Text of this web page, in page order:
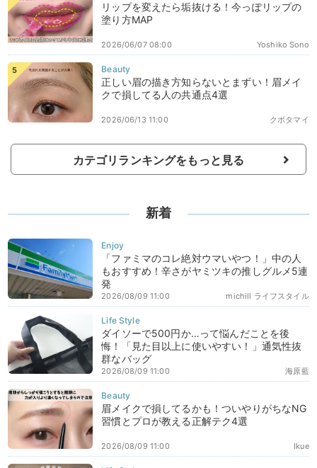
リップを変えたら垢抜ける！今っぽリップの
塗り方MAP
Yoshiko Sono
2026/06/07 08:00
正しい眉の描き方知らないとまずい！眉メイ
クで損してる人の共通点4選
クボタマイ
2026/06/13 11:00
カテゴリランキングをもっと見る
新着
「ファミマのコレ絶対ウマいやつ！」中の人
もおすすめ！辛さがヤミツキの推しグルメ5連
発
michill ライフスタイル
2026/08/09 11:00
ダイソーで500円か…って悩んだことを後
悔！「見た目以上に使いやすい！」通気性抜
群なバッグ
海原藍
2026/08/09 11:00
眉メイクで損してるかも！ついやりがちなNG
習慣とプロが教える正解テク4選
Ikue
2026/08/09 11:00